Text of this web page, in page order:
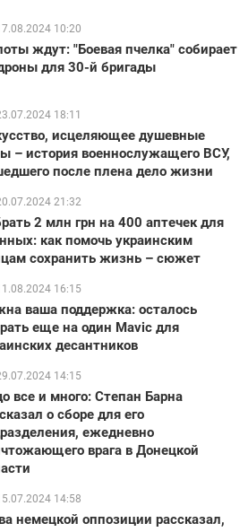
10:20
ждут: "Боевая пчелка" собирает
для 30-й бригады
18:11
исцеляющее душевные
– история военнослужащего ВСУ,
после плена дело жизни
21:32
2 млн грн на 400 аптечек для
как помочь украинским
сохранить жизнь – сюжет
16:15
ваша поддержка: осталось
еще на один Mavic для
десантников
14:15
все и много: Степан Барна
о сборе для его
ежедневно
врага в Донецкой
14:58
немецкой оппозиции рассказал,